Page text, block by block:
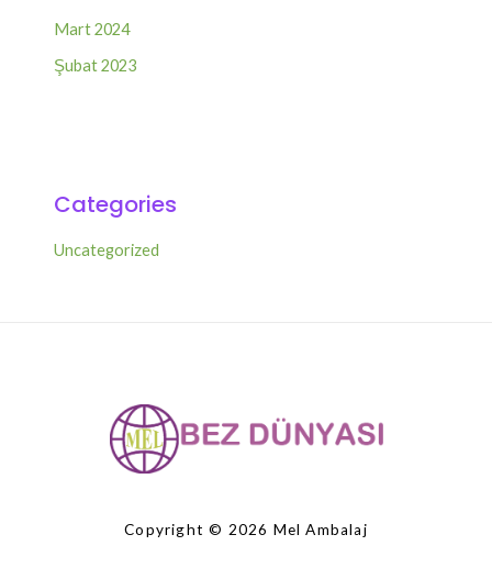
Mart 2024
Şubat 2023
Categories
Uncategorized
Copyright © 2026 Mel Ambalaj